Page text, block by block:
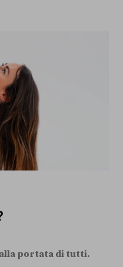
alla portata di tutti.